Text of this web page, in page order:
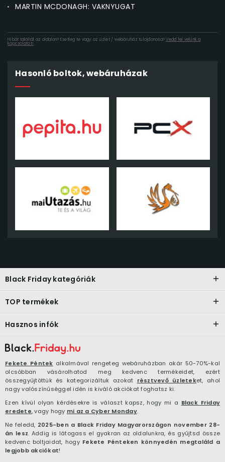
MARTIN MCDONAGH: VAKNYUGAT
Hibát találtál az oldalon? Esetleg te vagy az üzlet / webáruház tulajdonosa?Vedd fel velünk a
kapcsolatot!
Hasonló boltok, webáruházak
Fekete Péntek alkalmával rengeteg webáruházban akár 50-70%-kal
olcsóbban vásárolhatod meg kedvenc termékeidet, ezért
összegyűjtöttük és kategorizáltuk azokat résztvevő üzleteket, ahol
nagy valószínűséggel idén is kiváló akciókat foghatsz ki.
Ezen kívül olyan kérdésekre is választ kapsz, hogy mi a Black Friday
eredete, vagy hogy mi az a Cyber Monday.
Ne feledd, 2025-ben a Black Friday Magyarországon november 28-
án lesz. Addig is látogass el gyakran az oldalunkra, és gyűjtsd össze
kedvenc boltjaidat, hogy Fekete Pénteken könnyedén megtaláld a
legjobb akciókat!
Black Friday kategóriák
TOP termékek
Hasznos infók